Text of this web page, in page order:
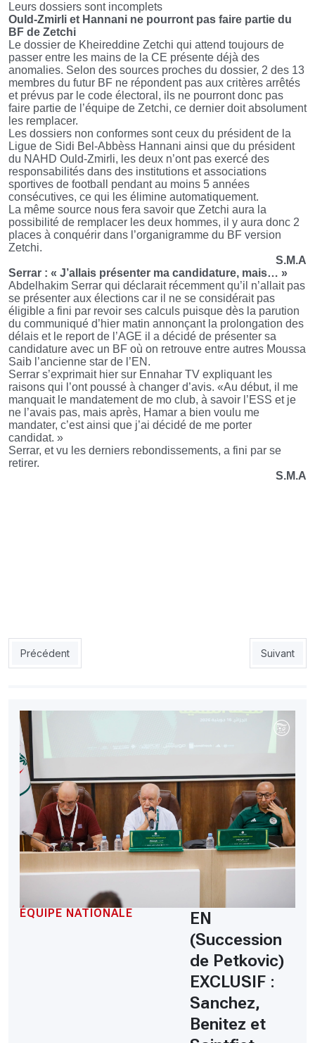
Leurs dossiers sont incomplets
Ould-Zmirli et Hannani ne pourront pas faire partie du
BF de Zetchi
Le dossier de Kheireddine Zetchi qui attend toujours de
passer entre les mains de la CE présente déjà des
anomalies. Selon des sources proches du dossier, 2 des 13
membres du futur BF ne répondent pas aux critères arrêtés
et prévus par le code électoral, ils ne pourront donc pas
faire partie de l’équipe de Zetchi, ce dernier doit absolument
les remplacer.
Les dossiers non conformes sont ceux du président de la
Ligue de Sidi Bel-Abbèss Hannani ainsi que du président
du NAHD Ould-Zmirli, les deux n’ont pas exercé des
responsabilités dans des institutions et associations
sportives de football pendant au moins 5 années
consécutives, ce qui les élimine automatiquement.
La même source nous fera savoir que Zetchi aura la
possibilité de remplacer les deux hommes, il y aura donc 2
places à conquérir dans l’organigramme du BF version
Zetchi.
S.M.A
Serrar : « J’allais présenter ma candidature, mais… »
Abdelhakim Serrar qui déclarait récemment qu’il n’allait pas
se présenter aux élections car il ne se considérait pas
éligible a fini par revoir ses calculs puisque dès la parution
du communiqué d’hier matin annonçant la prolongation des
délais et le report de l’AGE il a décidé de présenter sa
candidature avec un BF où on retrouve entre autres Moussa
Saib l’ancienne star de l’EN.
Serrar s’exprimait hier sur Ennahar TV expliquant les
raisons qui l’ont poussé à changer d’avis. «Au début, il me
manquait le mandatement de mo club, à savoir l’ESS et je
ne l’avais pas, mais après, Hamar a bien voulu me
mandater, c’est ainsi que j’ai décidé de me porter
candidat. »
Serrar, et vu les derniers rebondissements, a fini par se
retirer.
S.M.A
Article précédent : Quand la FAF ne respecte pas son propre
Précédent Article
Suivant
ÉQUIPE NATIONALE
EN
(Succession
de Petkovic)
EXCLUSIF :
Sanchez,
Benitez et